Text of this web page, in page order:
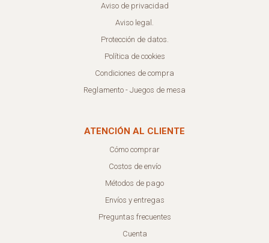
Aviso de privacidad
Aviso legal.
Protección de datos.
Política de cookies
Condiciones de compra
Reglamento - Juegos de mesa
ATENCIÓN AL CLIENTE
Cómo comprar
Costos de envío
Métodos de pago
Envíos y entregas
Preguntas frecuentes
Cuenta